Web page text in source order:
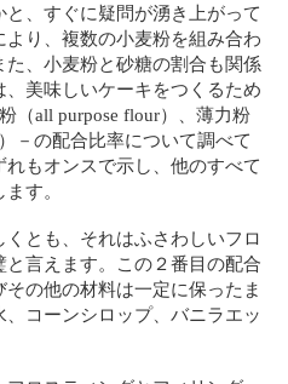
、すぐに疑問が湧き上がって
より、複数の小麦粉を組み合わ
、小麦粉と砂糖の割合も関係
美味しいケーキをつくるため
（all purpose flour）、薄力粉
－の配合比率について調べて
もオンスで示し、他のすべて
す。
とも、それはふさわしいフロ
言えます。この２番目の配合
の他の材料は一定に保ったま
コーンシロップ、バニラエッ